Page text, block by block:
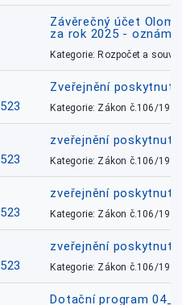
Závěrečný účet
za rok 2025 -
Kategorie: Rozpočet a
Zveřejnění
Kategorie: Zákon č.106/1999
zveřejnění
Kategorie: Zákon č.106/1999
zveřejnění
Kategorie: Zákon č.106/1999
zveřejnění
Kategorie: Zákon č.106/1999
Dotační program